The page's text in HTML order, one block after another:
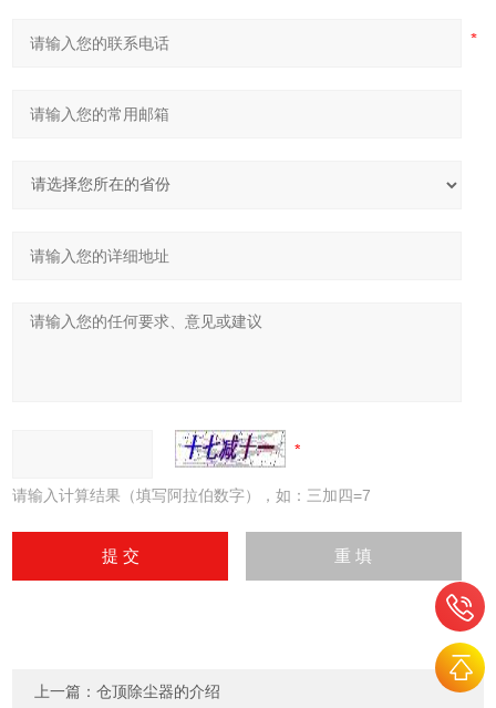
请输入计算结果（填写阿拉伯数字），如：三加四=7
上一篇：仓顶除尘器的介绍